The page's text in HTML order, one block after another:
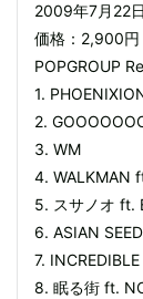
2009年7月22
価格：2,900円
POPGROUP
1.
2.
3. WM
4. WALKMAN
5. スサノオ ft.
6. ASIAN
7.
8. 眠る街 ft.